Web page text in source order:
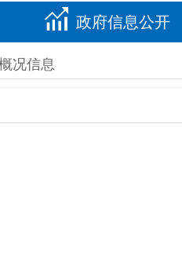
政府信息公开
况信息